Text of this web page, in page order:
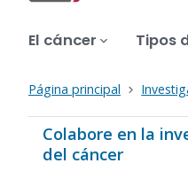
El cáncer Tipos
Página principal
Colabore en la
del cáncer